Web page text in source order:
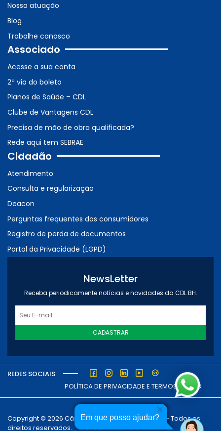
Em que posso ajudar?
Nossa atuação
Blog
Trabalhe conosco
Associado
Acesse a sua conta
2ª via do boleto
Planos de Saúde – CDL
Clube de Vantagens CDL
Precisa de mão de obra qualificada?
Rede aqui tem SEBRAE
Cidadão
Atendimento
Consulta e regularização
Deacon
Perguntas frequentes dos consumidores
Registro de perda de documentos
Portal da Privacidade (LGPD)
NewsLetter
Receba periodicamente notícias e novidades da CDL BH.
CADASTRAR
REDES SOCIAIS
POLÍTICA DE PRIVACIDADE E TERMOS DE USO
Copyright © 2026 Câmara dos Dirigentes Lojistas - Todos os
direitos reservados.